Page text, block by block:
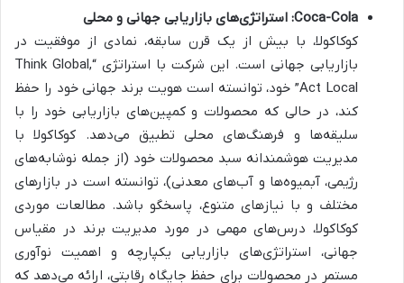
Coca-Cola: استراتژی‌های بازاریابی جهانی و محلی
کوکاکولا، با بیش از یک قرن سابقه، نمادی از موفقیت در
بازاریابی جهانی است. این شرکت با استراتژی “Think Global,
Act Local” خود، توانسته است هویت برند جهانی خود را حفظ
کند، در حالی که محصولات و کمپین‌های بازاریابی خود را با
سلیقه‌ها و فرهنگ‌های محلی تطبیق می‌دهد. کوکاکولا با
مدیریت هوشمندانه سبد محصولات خود (از جمله نوشابه‌های
رژیمی، آبمیوه‌ها و آب‌های معدنی)، توانسته است در بازارهای
مختلف و با نیازهای متنوع، پاسخگو باشد. مطالعات موردی
کوکاکولا، درس‌های مهمی در مورد مدیریت برند در مقیاس
جهانی، استراتژی‌های بازاریابی یکپارچه و اهمیت نوآوری
مستمر در محصولات برای حفظ جایگاه رقابتی، ارائه می‌دهد که